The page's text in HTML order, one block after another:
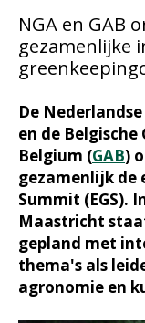
NGA en GAB
gezamenlijke
De
en de Belgische
Belgium (GAB)
gezamenlijk de
Summit (EGS).
Maastricht
gepland met
thema's als
agronomie en